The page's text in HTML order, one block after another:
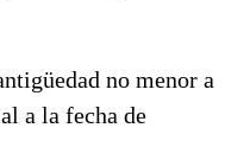
no menor a
a la fecha de